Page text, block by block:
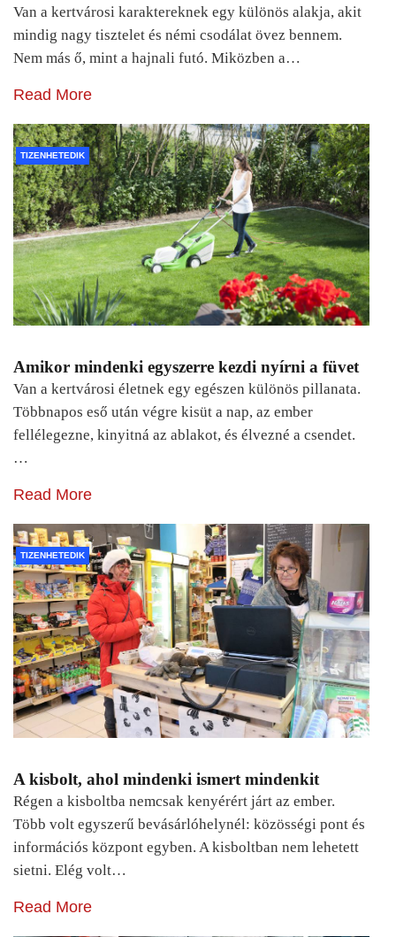
Van a kertvárosi karaktereknek egy különös alakja, akit
mindig nagy tisztelet és némi csodálat övez bennem.
Nem más ő, mint a hajnali futó. Miközben a…
Read More
TIZENHETEDIK
Amikor mindenki egyszerre kezdi nyírni a füvet
Van a kertvárosi életnek egy egészen különös pillanata.
Többnapos eső után végre kisüt a nap, az ember
fellélegezne, kinyitná az ablakot, és élvezné a csendet.
…
Read More
TIZENHETEDIK
A kisbolt, ahol mindenki ismert mindenkit
Régen a kisboltba nemcsak kenyérért járt az ember.
Több volt egyszerű bevásárlóhelynél: közösségi pont és
információs központ egyben. A kisboltban nem lehetett
sietni. Elég volt…
Read More